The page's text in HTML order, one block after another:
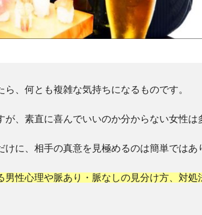
、何とも複雑な気持ちになるものです。
、素直に喜んでいいのか分からない女性は
に、相手の真意を見極めるのは簡単ではあ
男性心理や脈あり・脈なしの見分け方、対処